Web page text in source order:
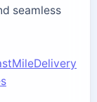
seamless